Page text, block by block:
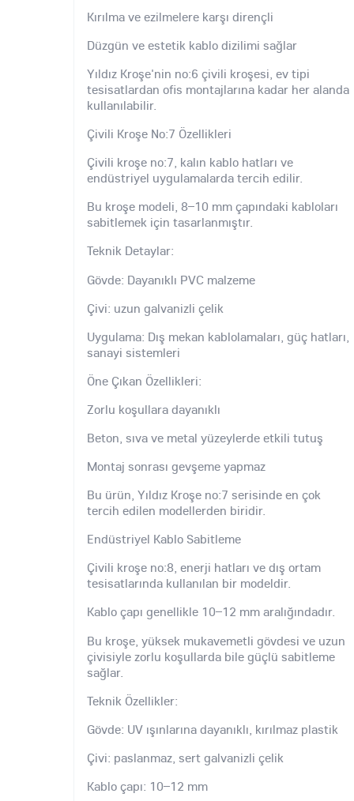
Kırılma ve ezilmelere karşı dirençli
Düzgün ve estetik kablo dizilimi sağlar
Yıldız Kroşe'nin no:6 çivili kroşesi, ev tipi
tesisatlardan ofis montajlarına kadar her alanda
kullanılabilir.
Çivili Kroşe No:7 Özellikleri
Çivili kroşe no:7, kalın kablo hatları ve
endüstriyel uygulamalarda tercih edilir.
Bu kroşe modeli, 8–10 mm çapındaki kabloları
sabitlemek için tasarlanmıştır.
Teknik Detaylar:
Gövde: Dayanıklı PVC malzeme
Çivi: uzun galvanizli çelik
Uygulama: Dış mekan kablolamaları, güç hatları,
sanayi sistemleri
Öne Çıkan Özellikleri:
Zorlu koşullara dayanıklı
Beton, sıva ve metal yüzeylerde etkili tutuş
Montaj sonrası gevşeme yapmaz
Bu ürün, Yıldız Kroşe no:7 serisinde en çok
tercih edilen modellerden biridir.
Endüstriyel Kablo Sabitleme
Çivili kroşe no:8, enerji hatları ve dış ortam
tesisatlarında kullanılan bir modeldir.
Kablo çapı genellikle 10–12 mm aralığındadır.
Bu kroşe, yüksek mukavemetli gövdesi ve uzun
çivisiyle zorlu koşullarda bile güçlü sabitleme
sağlar.
Teknik Özellikler:
Gövde: UV ışınlarına dayanıklı, kırılmaz plastik
Çivi: paslanmaz, sert galvanizli çelik
Kablo çapı: 10–12 mm